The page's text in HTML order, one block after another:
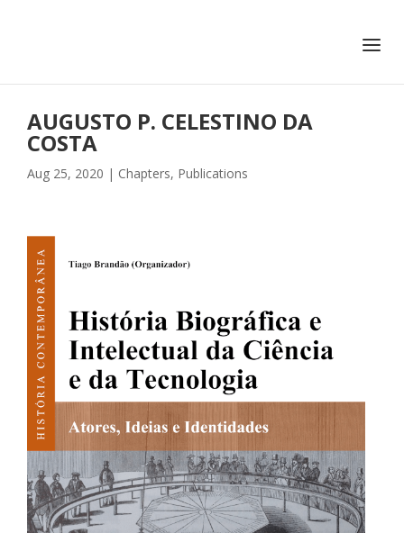
AUGUSTO P. CELESTINO DA
COSTA
Aug 25, 2020 | Chapters, Publications